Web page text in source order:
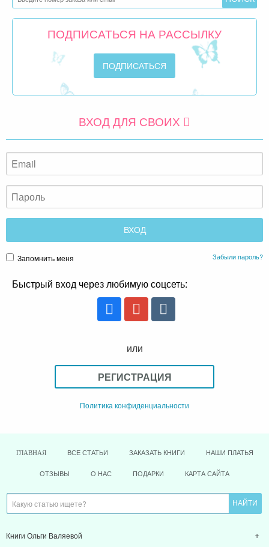
ПОДПИСАТЬСЯ НА РАССЫЛКУ
ВХОД ДЛЯ СВОИХ
Запомнить меня Забыли пароль?
Быстрый вход через любимую соцсеть:
или
РЕГИСТРАЦИЯ
Политика конфиденциальности
ГЛАВНАЯ ВСЕ СТАТЬИ ЗАКАЗАТЬ КНИГИ НАШИ ПЛАТЬЯ
ОТЗЫВЫ О НАС ПОДАРКИ КАРТА САЙТА
Книги Ольги Валяевой